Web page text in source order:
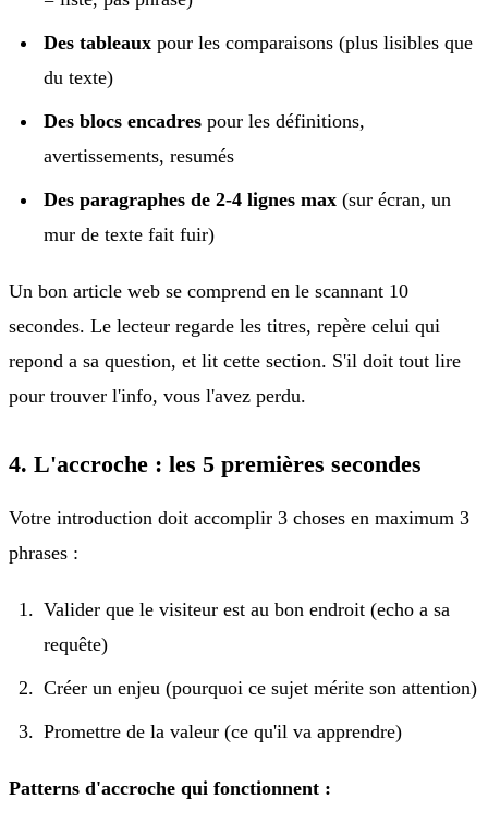
Des tableaux pour les comparaisons (plus lisibles que
du texte)
Des blocs encadres pour les définitions,
avertissements, resumés
Des paragraphes de 2-4 lignes max (sur écran, un
mur de texte fait fuir)
Un bon article web se comprend en le scannant 10
secondes. Le lecteur regarde les titres, repère celui qui
repond a sa question, et lit cette section. S'il doit tout lire
pour trouver l'info, vous l'avez perdu.
4. L'accroche : les 5 premières secondes
Votre introduction doit accomplir 3 choses en maximum 3
phrases :
Valider que le visiteur est au bon endroit (echo a sa
requête)
Créer un enjeu (pourquoi ce sujet mérite son attention)
Promettre de la valeur (ce qu'il va apprendre)
Patterns d'accroche qui fonctionnent :